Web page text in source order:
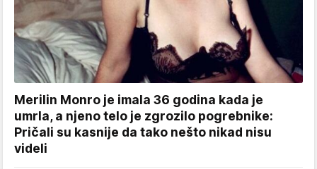
Merilin Monro je imala 36 godina kada je
umrla, a njeno telo je zgrozilo pogrebnike:
Pričali su kasnije da tako nešto nikad nisu
videli